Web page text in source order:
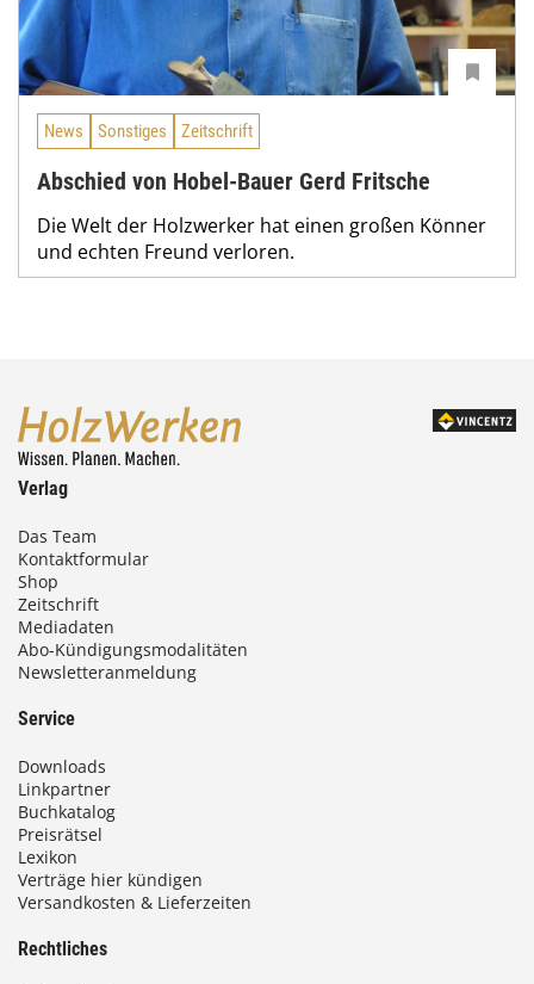
News Sonstiges Zeitschrift
Abschied von Hobel-Bauer Gerd Fritsche
Die Welt der Holzwerker hat einen großen Könner
und echten Freund verloren.
Verlag
Das Team
Kontaktformular
Shop
Zeitschrift
Mediadaten
Abo-Kündigungsmodalitäten
Newsletteranmeldung
Service
Downloads
Linkpartner
Buchkatalog
Preisrätsel
Lexikon
Verträge hier kündigen
Versandkosten & Lieferzeiten
Rechtliches